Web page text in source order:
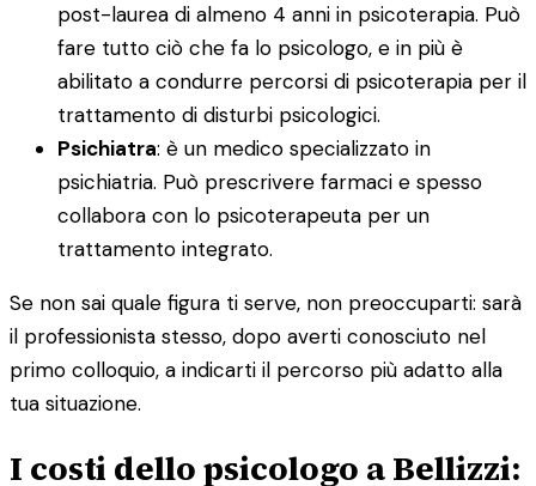
post-laurea di almeno 4 anni in psicoterapia. Può
fare tutto ciò che fa lo psicologo, e in più è
abilitato a condurre percorsi di psicoterapia per il
trattamento di disturbi psicologici.
Psichiatra: è un medico specializzato in
psichiatria. Può prescrivere farmaci e spesso
collabora con lo psicoterapeuta per un
trattamento integrato.
Se non sai quale figura ti serve, non preoccuparti: sarà
il professionista stesso, dopo averti conosciuto nel
primo colloquio, a indicarti il percorso più adatto alla
tua situazione.
I costi dello psicologo a Bellizzi: